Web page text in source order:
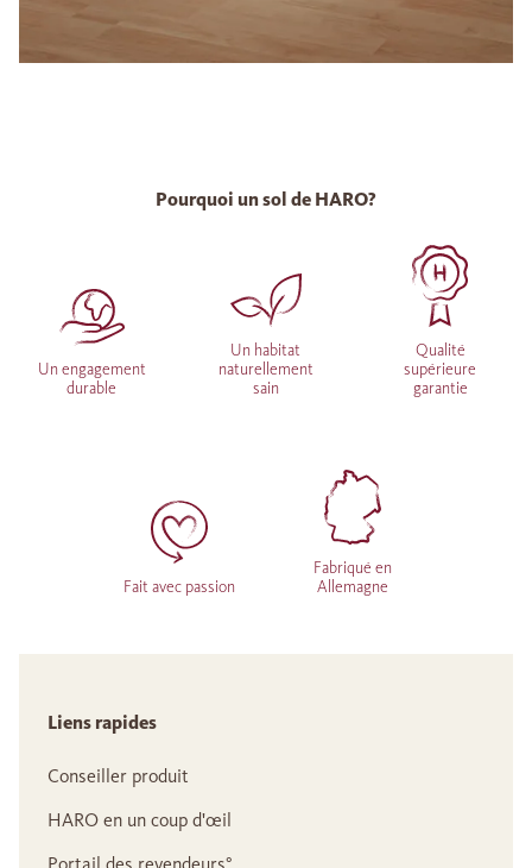
Pourquoi un sol de HARO?
Un engagement
durable
Un habitat
naturellement
sain
Qualité
supérieure
garantie
Fait avec passion
Fabriqué en
Allemagne
Liens rapides
Conseiller produit
HARO en un coup d'œil